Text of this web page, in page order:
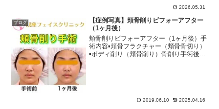
について、銀座フェイスクリニック院
長・奥田宗央が解説します。
2026.05.31
ブログ
【症例写真】頬骨削りビフォーアフター
（1ヶ月後）
頬骨削りビフォーアフター（1ヶ月後）手
術内容▪︎頬骨フラクチャー（頬骨骨切り）
▪︎ボディ削り（頬骨削り）骨削り手術後の
2019.06.10 2025.04.16